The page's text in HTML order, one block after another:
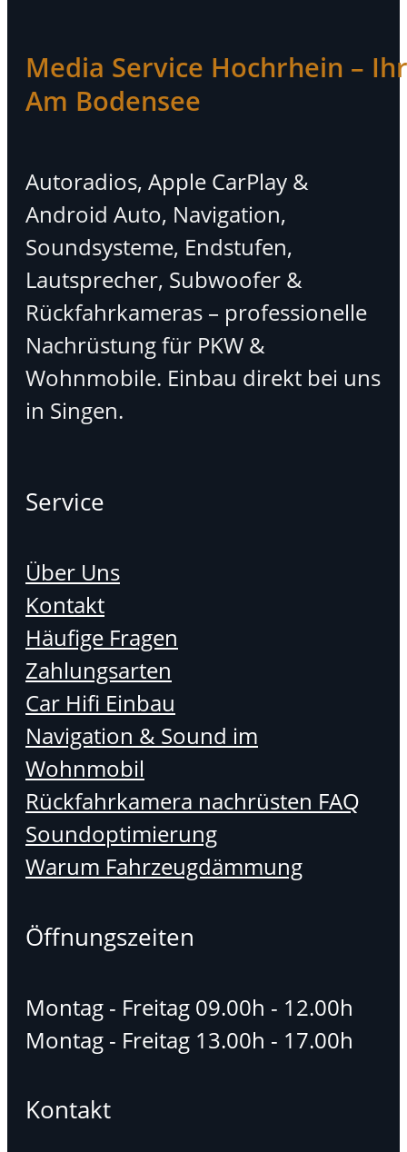
Media Service Hochrhein –
Am Bodensee
Autoradios, Apple CarPlay &
Android Auto, Navigation,
Soundsysteme, Endstufen,
Lautsprecher, Subwoofer &
Rückfahrkameras – professionelle
Nachrüstung für PKW &
Wohnmobile. Einbau direkt bei uns
in Singen.
Service
Über Uns
Kontakt
Häufige Fragen
Zahlungsarten
Car Hifi Einbau
Navigation & Sound im
Wohnmobil
Rückfahrkamera nachrüsten FAQ
Soundoptimierung
Warum Fahrzeugdämmung
Öffnungszeiten
Montag - Freitag 09.00h - 12.00h
Montag - Freitag 13.00h - 17.00h
Kontakt